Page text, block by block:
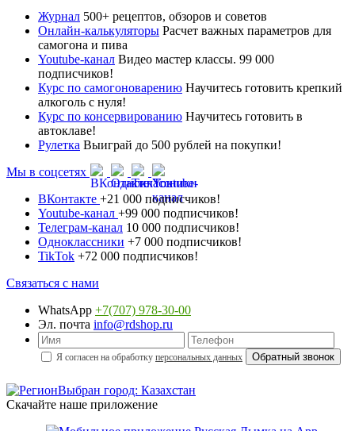
Журнал 500+ рецептов, обзоров и советов
Онлайн-калькуляторы Расчет важных параметров для
самогона и пива
Youtube-канал Видео мастер классы. 99 000
подписчиков!
Курс по самогоноварению Научитесь готовить крепкий
алкоголь с нуля!
Курс по консервированию Научитесь готовить в
автоклаве!
Рулетка Выиграй до 500 рублей на покупки!
Мы в соцсетях
ВКонтакте +21 000 подписчиков!
Youtube-канал +99 000 подписчиков!
Телеграм-канал 10 000 подписчиков!
Одноклассники +7 000 подписчиков!
TikTok +72 000 подписчиков!
Связаться с нами
WhatsApp +7(707) 978-30-00
Эл. почта info@rdshop.ru
Я согласен на обработку персональных данных
Выбран город: Казахстан
Скачайте наше приложение